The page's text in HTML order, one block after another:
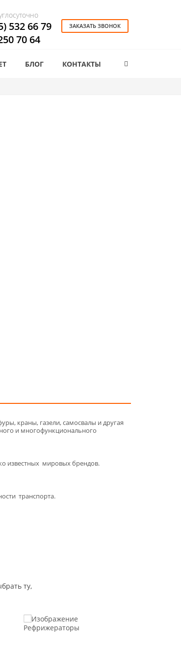
532 66 79
70 64
ЗАКАЗАТЬ ЗВОНОК
БЛОГ КОНТАКТЫ
краны, газели, самосвалы и другая
и многофункционального
известных мировых брендов.
транспорта.
ту,